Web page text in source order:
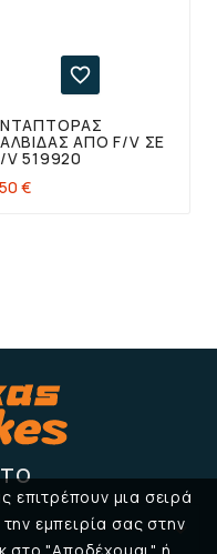
επιτρέπουν μια σειρά
εμπειρία σας στην

ΑΠΟ F/V ΣΕ
V 519920
€
